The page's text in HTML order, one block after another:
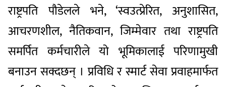
राष्ट्रपति पौडेलले भने, ‘स्वउत्प्रेरित, अनुशासित,
आचरणशील, नैतिकवान, जिम्मेवार तथा राष्ट्रपति
समर्पित कर्मचारीले यो भूमिकालाई परिणामुखी
बनाउन सक्दछन् । प्रविधि र स्मार्ट सेवा प्रवाहमार्फत